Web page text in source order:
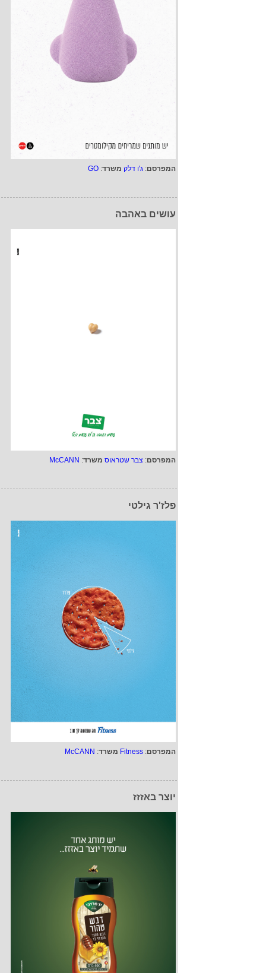
המפרסם: ג'ו דלק משרד:
GO
עושים באהבה
המפרסם: צבר שטראוס משרד:
McCANN
פלז'ר גילטי
המפרסם:
Fitness משרד:
McCANN
יוצר באזזז